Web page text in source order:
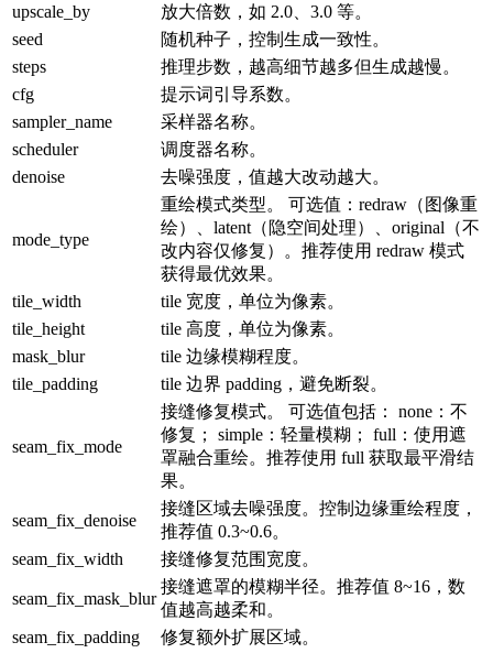
upscale_by
放大倍数，如 2.0、3.0 等。
seed
随机种子，控制生成一致性。
steps
推理步数，越高细节越多但生成越慢。
cfg
提示词引导系数。
sampler_name
采样器名称。
scheduler
调度器名称。
denoise
去噪强度，值越大改动越大。
mode_type
重绘模式类型。 可选值：redraw（图像重
绘）、latent（隐空间处理）、original（不
改内容仅修复）。推荐使用 redraw 模式
获得最优效果。
tile_width
tile 宽度，单位为像素。
tile_height
tile 高度，单位为像素。
mask_blur
tile 边缘模糊程度。
tile_padding
tile 边界 padding，避免断裂。
seam_fix_mode
接缝修复模式。 可选值包括： none：不
修复； simple：轻量模糊； full：使用遮
罩融合重绘。推荐使用 full 获取最平滑结
果。
seam_fix_denoise
接缝区域去噪强度。控制边缘重绘程度，
推荐值 0.3~0.6。
seam_fix_width
接缝修复范围宽度。
seam_fix_mask_blur
接缝遮罩的模糊半径。推荐值 8~16，数
值越高越柔和。
seam_fix_padding
修复额外扩展区域。